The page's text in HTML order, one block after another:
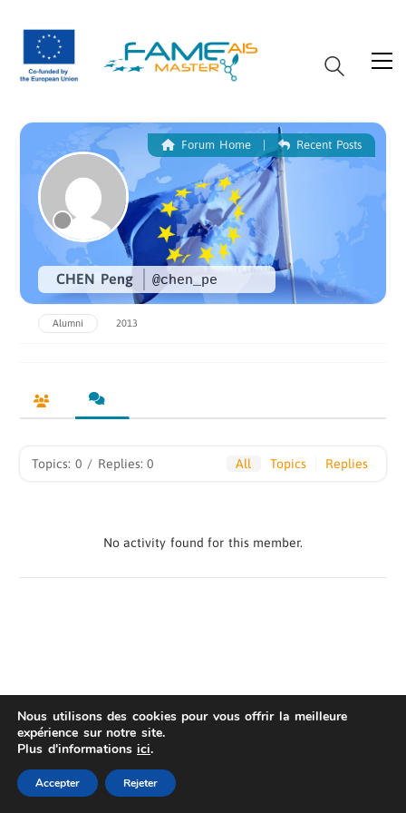
CHEN Peng @chen_pe
Forum Home| Recent Posts
Alumni 2013
Topics: 0 / Replies: 0 All Topics Replies
No activity found for this member.
&nbsp;
Privacy Statement| © Copyright 2022 Fame
Nous utilisons des cookies pour vous offrir la meilleure
expérience sur notre site.
Plus d'informations ici.
Accepter Rejeter